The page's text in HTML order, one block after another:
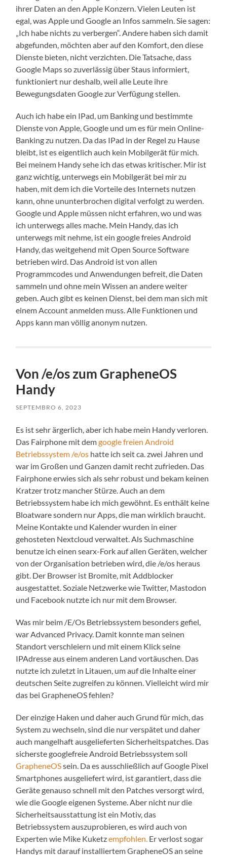
ihrer Daten an den Apple Konzern. Vielen Leuten ist
egal, was Apple und Google an Infos sammeln. Sie sagen:
„Ich habe nichts zu verbergen“. Andere haben sich damit
abgefunden, möchten aber auf den Komfort, den diese
Dienste bieten, nicht verzichten. Die Tatsache, dass
Google Maps so zuverlässig über Staus informiert,
funktioniert nur deshalb, weil alle Leute ihre
Bewegungsdaten Google zur Verfügung stellen.
Auch ich habe ein IPad, um Banking und bestimmte
Dienste von Apple, Google und um es für mein Online-
Banking zu nutzen. Da das IPad in der Regel zu Hause
bleibt, ist es eigentlich auch kein Mobilgerät für mich.
Bei meinem Handy sehe ich das etwas kritischer. Mir ist
ganz wichtig, unterwegs ein Mobilgerät bei mir zu
haben, mit dem ich die Vorteile des Internets nutzen
kann, ohne ununterbrochen digital verfolgt zu werden.
Google und Apple müssen nicht erfahren, wo und was
ich unterwegs alles mache. Mein Handy, das ich
unterwegs mit nehme, ist ein google freies Android
Handy, das weitgehend mit Open Source Software
betrieben wird. Das Android ist von allen
Programmcodes und Anwendungen befreit, die Daten
sammeln und ohne mein Wissen an andere weiter
geben. Auch gibt es keinen Dienst, bei dem man sich mit
einem Account anmelden muss. Alle Funktionen und
Apps kann man völlig anonym nutzen.
Von /e/os zum GrapheneOS
Handy
SEPTEMBRO 6, 2023
Es ist sehr ärgerlich, aber ich habe mein Handy verloren.
Das Fairphone mit demgoogle freien Android
Betriebssystem /e/os hatte ich seit ca. zwei Jahren und
war im Großen und Ganzen damit recht zufrieden. Das
Fairphone erwies sich als sehr robust und bekam keinen
Kratzer trotz mancher Stürze. Auch an dem
Betriebssystem habe ich mich gewöhnt. Es enthält keine
Bloatware sondern nur Apps, die man wirklich braucht.
Meine Kontakte und Kalender wurden in einer
gehosteten Nextcloud verwaltet. Als Suchmaschine
benutze ich einen searx-Fork auf allen Geräten, welcher
von der Organisation betrieben wird, die /e/os heraus
gibt. Der Browser ist Bromite, mit Addblocker
ausgestattet. Soziale Netzwerke wie Twitter, Mastodon
und Facebook nutzte ich nur mit dem Browser.
Was mir beim /E/Os Betriebssystem besonders gefiel,
war Advanced Privacy. Damit konnte man seinen
Standort verschleiern und mit einem Klick seine
IPAdresse aus einem anderen Land vortäuschen. Das
nutzte ich zuletzt in Litauen, um auf die Inhalte einer
deutschen Seite zugreifen zu können. Vielleicht wird mir
das bei GrapheneOS fehlen?
Der einzige Haken und daher auch Grund für mich, das
System zu wechseln, sind die nur verspätet und daher
auch mangelhaft ausgelieferten Sicherheitspatches. Das
sicherste googlefreie Android Betriebssystem soll
GrapheneOSsein. Da es ausschließlich auf Google Pixel
Smartphones ausgeliefert wird, ist garantiert, dass die
Geräte genauso schnell mit den Patches versorgt wird,
wie die Google eigenen Systeme. Aber nicht nur die
Sicherheitsausstattung ist ein Motiv, das
Betriebssystem auszuprobieren, es wird auch von
Experten wie Mike Kuketzempfohlen. Er verlost sogar
Handys mit darauf installiertem GrapheneOS an seine